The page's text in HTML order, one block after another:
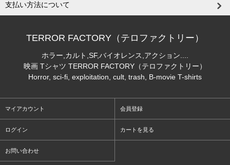
支払い方法について
TERROR FACTORY（テロファクトリー）
ホラー,カルト,SF,バイオレンス,アクション....
映画 Tシャツ TERROR FACTORY（テロファクトリー）
Horror, sci-fi, exploitation, cult, trash, B-movie T-shirts
マイアカウント 会員登録
ログイン カートを見る
お問い合わせ